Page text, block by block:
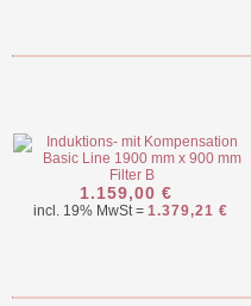
1.159,00 €
incl. 19% MwSt = 1.379,21 €